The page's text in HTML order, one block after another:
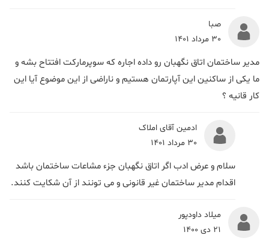
صبا
30 مرداد 1401
مدیر ساختمان اتاق نگهبان رو داده اجاره که سوپرمارکت افتتاح بشه و
ما یکی از ساکنین این آپارتمان هستیم و ناراضی از این موضوع آیا این
کار قانیه ؟
ادمین آقای املاک
30 مرداد 1401
سلام و عرض ادب اگر اتاق نگهبان جزء مشاعات ساختمان باشد
اقدام مدیر ساختمان غیر قانونی و می تونند از آن شکایت کنند.
میلاد داودپور
21 دی 1400